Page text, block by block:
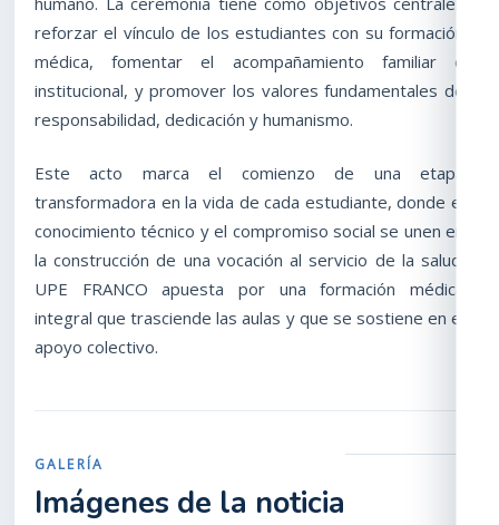
reforzar el vínculo de los estudiantes con su formación
médica, fomentar el acompañamiento familiar e
institucional, y promover los valores fundamentales de
responsabilidad, dedicación y humanismo.
Este acto marca el comienzo de una etapa
transformadora en la vida de cada estudiante, donde el
conocimiento técnico y el compromiso social se unen en
la construcción de una vocación al servicio de la salud.
UPE FRANCO apuesta por una formación médica
integral que trasciende las aulas y que se sostiene en el
apoyo colectivo.
GALERÍA
Imágenes de la noticia